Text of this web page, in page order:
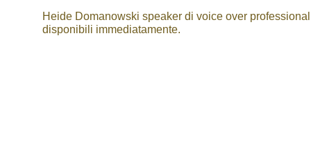
Heide Domanowski speaker di voice over
disponibili immediatamente.